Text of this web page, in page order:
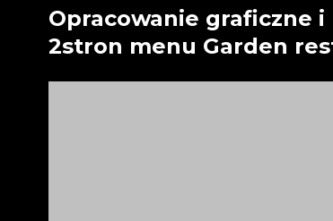
Opracowanie graficzne
2stron menu Garden